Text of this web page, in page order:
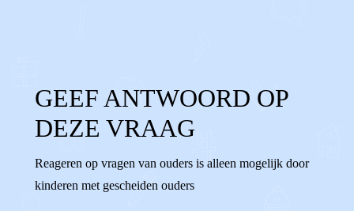
GEEF ANTWOORD OP
DEZE VRAAG
Reageren op vragen van ouders is alleen mogelijk door
kinderen met gescheiden ouders